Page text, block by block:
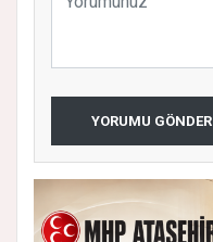
YORUMU GÖNDER